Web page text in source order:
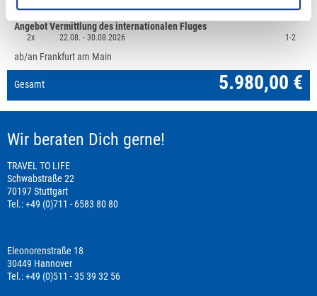
Angebot Vermittlung des internationalen Fluges
2x 22.08. -30.08.2026 1-2
ab/an Frankfurt am Main
Gesamt 5.980,00 €
Wir beraten Dich gerne!
TRAVEL TO LIFE
Schwabstraße 22
70197 Stuttgart
Tel.: +49 (0)711 - 6583 80 80
Eleonorenstraße 18
30449 Hannover
Tel.: +49 (0)511 - 35 39 32 56